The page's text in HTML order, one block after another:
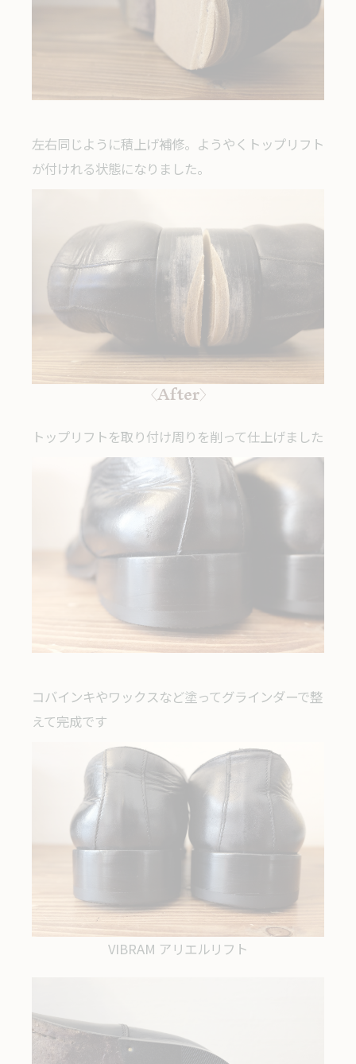
左右同じように積上げ補修。ようやくトップリフト
が付けれる状態になりました。
〈After〉
トップリフトを取り付け周りを削って仕上げました
コバインキやワックスなど塗ってグラインダーで整
えて完成です
VIBRAM アリエルリフト